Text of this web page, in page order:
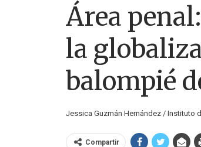
Área
la
balompié
Jessica Guzmán Hernández / Instituto
Compartir